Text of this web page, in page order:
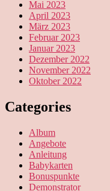
Mai 2023
April 2023
März 2023
Februar 2023
Januar 2023
Dezember 2022
November 2022
Oktober 2022
Categories
Album
Angebote
Anleitung
Babykarten
Bonuspunkte
Demonstrator